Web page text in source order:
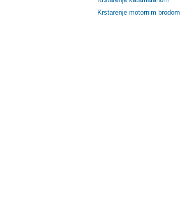
Krstarenje motornim brodom